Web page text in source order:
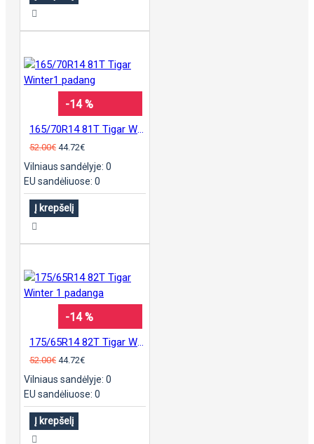
-14 %
165/70R14 81T Tigar Winter1 padang
52.00€ 44.72€
Vilniaus sandėlyje: 0
EU sandėliuose: 0
Į krepšelį
-14 %
175/65R14 82T Tigar Winter 1 padanga
52.00€ 44.72€
Vilniaus sandėlyje: 0
EU sandėliuose: 0
Į krepšelį